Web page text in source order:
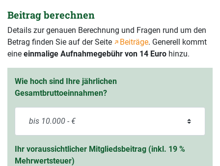
Beitrag berechnen
Details zur genauen Berechnung und Fragen rund um den
Betrag finden Sie auf der Seite
Beiträge. Generell kommt
eine einmalige Aufnahmegebühr von 14 Euro hinzu.
Wie hoch sind Ihre jährlichen
Gesamtbruttoeinnahmen?
Ihr voraussichtlicher Mitgliedsbeitrag (inkl. 19 %
Mehrwertsteuer)